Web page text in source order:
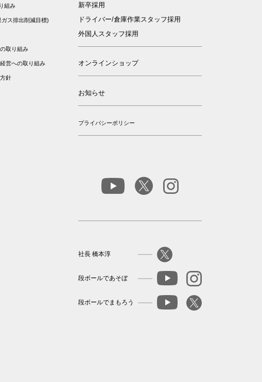
組み
ス排出削減目標)
取り組み
営への取り組み
針
新卒採用
ドライバー/倉庫作業スタッフ採用
外国人スタッフ採用
オンラインショップ
お知らせ
プライバシーポリシー
社長 橋本淳
段ボールであそぼ
段ボールでまもろう